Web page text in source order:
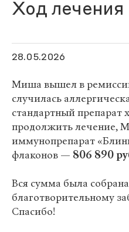
Ход лечения
28.05.2026
Миша вышел в
случилась
стандартный
продолжить лечение,
иммунопрепарат
флаконов — 806 890
Вся сумма была
благотворительному
Спасибо!